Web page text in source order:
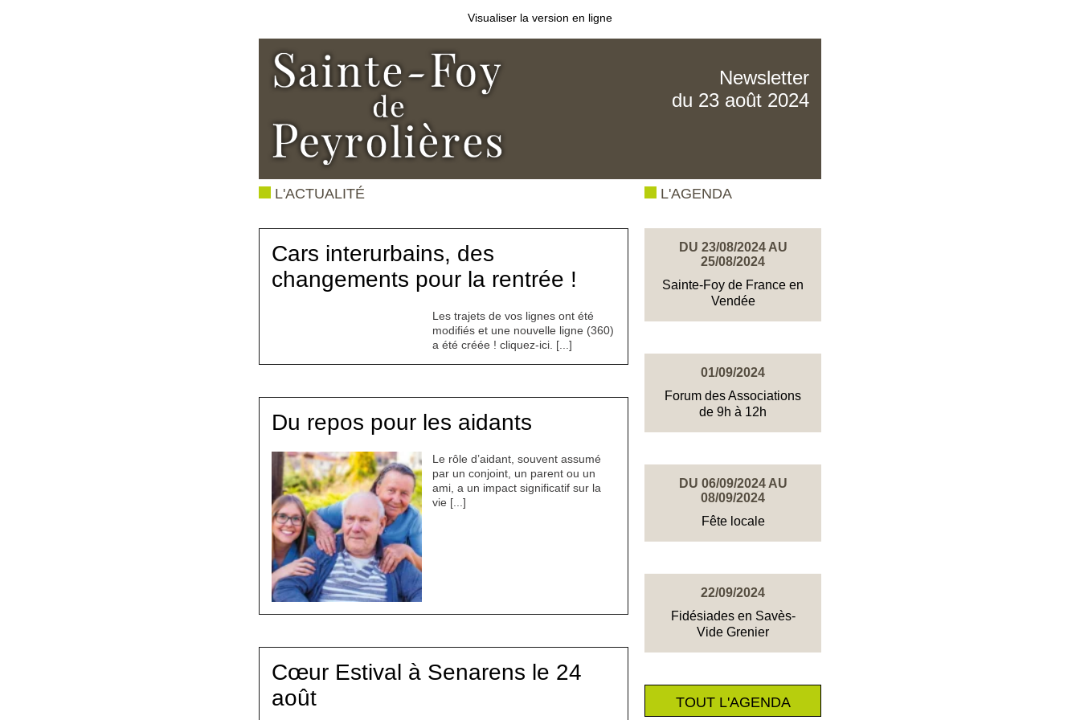
Visualiser la version en ligne
Newsletter
du 23 août 2024
L'ACTUALITÉ
Cars interurbains, des
changements pour la rentrée !
Les trajets de vos lignes ont été
modifiés et une nouvelle ligne (360)
a été créée ! cliquez-ici. [...]
Du repos pour les aidants
Le rôle d’aidant, souvent assumé
par un conjoint, un parent ou un
ami, a un impact significatif sur la
vie [...]
Cœur Estival à Senarens le 24
août
L'AGENDA
DU 23/08/2024 AU
25/08/2024
Sainte-Foy de France en
Vendée
01/09/2024
Forum des Associations
de 9h à 12h
DU 06/09/2024 AU
08/09/2024
Fête locale
22/09/2024
Fidésiades en Savès-
Vide Grenier
TOUT L'AGENDA